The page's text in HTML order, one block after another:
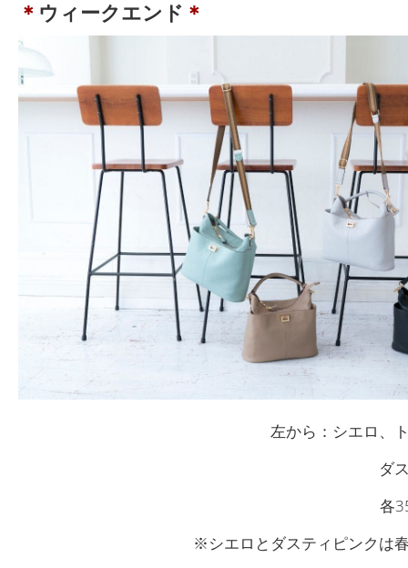
＊ ウィークエンド ＊
左から：シエロ、
ダ
各
※シエロとダスティピンクは